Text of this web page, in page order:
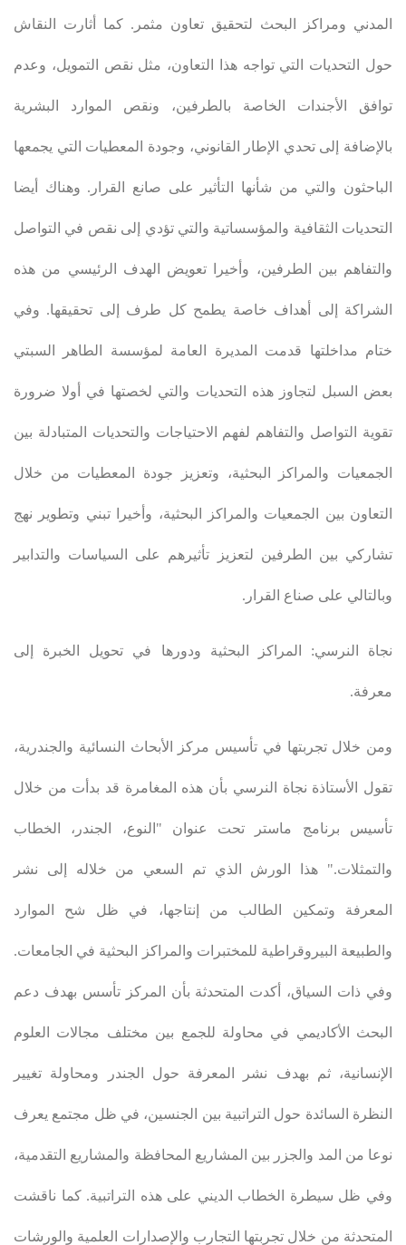
المدني ومراكز البحث لتحقيق تعاون مثمر. كما أثارت النقاش
حول التحديات التي تواجه هذا التعاون، مثل نقص التمويل، وعدم
توافق الأجندات الخاصة بالطرفين، ونقص الموارد البشرية
بالإضافة إلى تحدي الإطار القانوني، وجودة المعطيات التي يجمعها
الباحثون والتي من شأنها التأثير على صانع القرار. وهناك أيضا
التحديات الثقافية والمؤسساتية والتي تؤدي إلى نقص في التواصل
والتفاهم بين الطرفين، وأخيرا تعويض الهدف الرئيسي من هذه
الشراكة إلى أهداف خاصة يطمح كل طرف إلى تحقيقها. وفي
ختام مداخلتها قدمت المديرة العامة لمؤسسة الطاهر السبتي
بعض السبل لتجاوز هذه التحديات والتي لخصتها في أولا ضرورة
تقوية التواصل والتفاهم لفهم الاحتياجات والتحديات المتبادلة بين
الجمعيات والمراكز البحثية، وتعزيز جودة المعطيات من خلال
التعاون بين الجمعيات والمراكز البحثية، وأخيرا تبني وتطوير نهج
تشاركي بين الطرفين لتعزيز تأثيرهم على السياسات والتدابير
وبالتالي على صناع القرار .
نجاة النرسي: المراكز البحثية ودورها في تحويل الخبرة إلى
معرفة.
ومن خلال تجربتها في تأسيس مركز الأبحاث النسائية والجندرية،
تقول الأستاذة نجاة النرسي بأن هذه المغامرة قد بدأت من خلال
تأسيس برنامج ماستر تحت عنوان "النوع، الجندر، الخطاب
والتمثلات." هذا الورش الذي تم السعي من خلاله إلى نشر
المعرفة وتمكين الطالب من إنتاجها، في ظل شح الموارد
والطبيعة البيروقراطية للمختبرات والمراكز البحثية في الجامعات.
وفي ذات السياق، أكدت المتحدثة بأن المركز تأسس بهدف دعم
البحث الأكاديمي في محاولة للجمع بين مختلف مجالات العلوم
الإنسانية، ثم بهدف نشر المعرفة حول الجندر ومحاولة تغيير
النظرة السائدة حول التراتبية بين الجنسين، في ظل مجتمع يعرف
نوعا من المد والجزر بين المشاريع المحافظة والمشاريع التقدمية،
وفي ظل سيطرة الخطاب الديني على هذه التراتبية. كما ناقشت
المتحدثة من خلال تجربتها التجارب والإصدارات العلمية والورشات